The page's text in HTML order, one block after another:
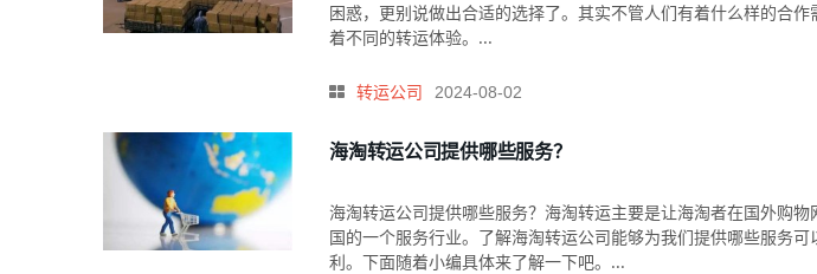
困惑，更别说做出合适的选择了。其实不管人们有着什么样的合
着不同的转运体验。...
转运公司 2024-08-02
海淘转运公司提供哪些服务？
海淘转运公司提供哪些服务？海淘转运主要是让海淘者在国外购
国的一个服务行业。了解海淘转运公司能够为我们提供哪些服务
利。下面随着小编具体来了解一下吧。...